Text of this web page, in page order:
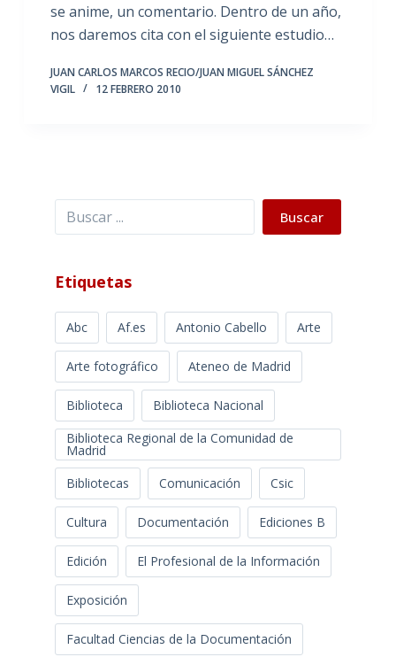
se anime, un comentario. Dentro de un año,
nos daremos cita con el siguiente estudio…
JUAN CARLOS MARCOS RECIO/JUAN MIGUEL SÁNCHEZ
VIGIL
12 FEBRERO 2010
Buscar Buscar
Etiquetas
Abc Af.es Antonio Cabello Arte
Arte fotográfico Ateneo de Madrid
Biblioteca
Biblioteca Nacional
Biblioteca Regional de la Comunidad de
Madrid
Bibliotecas
Comunicación Csic
Cultura Documentación Ediciones B
Edición El Profesional de la Información
Exposición
Facultad Ciencias de la Documentación